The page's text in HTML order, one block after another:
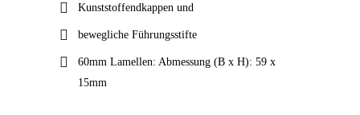
Kunststoffendkappen und
bewegliche Führungsstifte
60mm Lamellen: Abmessung (B x H): 59 x
15mm